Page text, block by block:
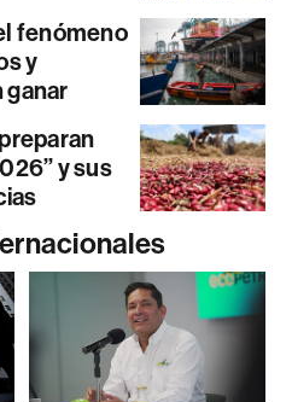
fenómeno
y
ganar
y sus